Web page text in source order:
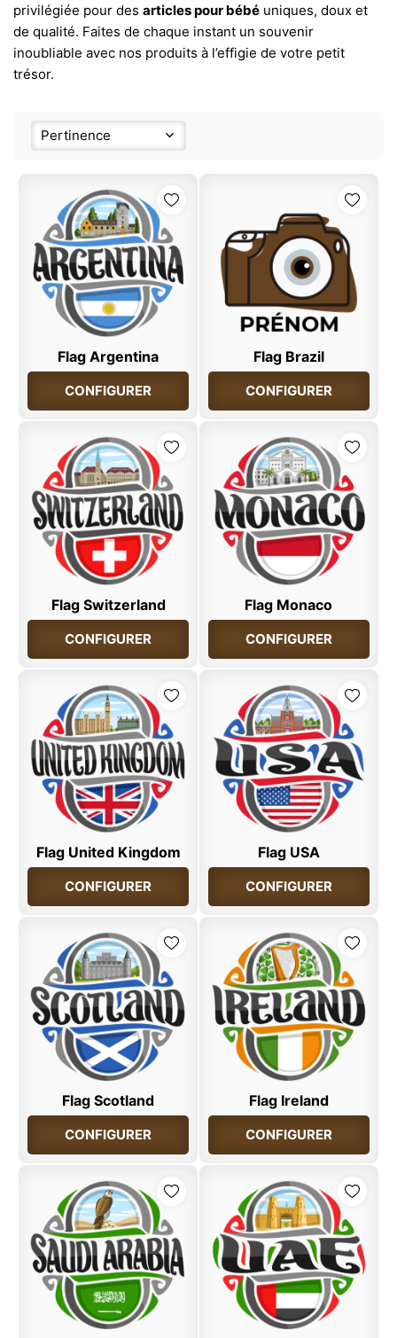
privilégiée pour des articles pour bébé uniques, doux et
de qualité. Faites de chaque instant un souvenir
inoubliable avec nos produits à l’effigie de votre petit
trésor.
Pertinence
Flag Argentina
CONFIGURER
Flag Brazil
CONFIGURER
Flag Switzerland
CONFIGURER
Flag Monaco
CONFIGURER
Flag United Kingdom
CONFIGURER
Flag USA
CONFIGURER
Flag Scotland
CONFIGURER
Flag Ireland
CONFIGURER